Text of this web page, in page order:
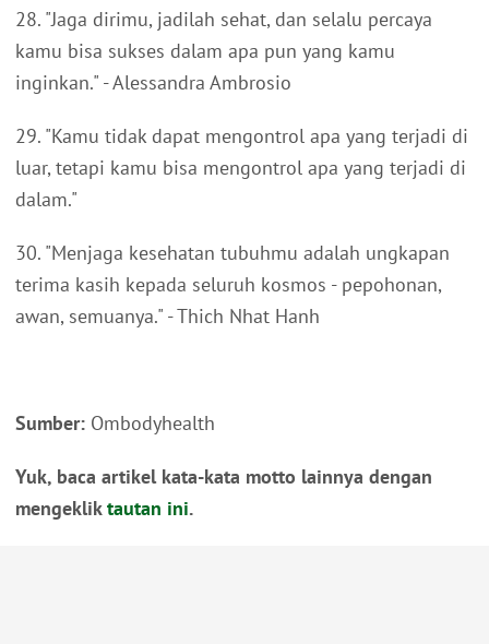
28. "Jaga dirimu, jadilah sehat, dan selalu percaya
kamu bisa sukses dalam apa pun yang kamu
inginkan." - Alessandra Ambrosio
29. "Kamu tidak dapat mengontrol apa yang terjadi di
luar, tetapi kamu bisa mengontrol apa yang terjadi di
dalam."
30. "Menjaga kesehatan tubuhmu adalah ungkapan
terima kasih kepada seluruh kosmos - pepohonan,
awan, semuanya." - Thich Nhat Hanh
Sumber: Ombodyhealth
Yuk, baca artikel kata-kata motto lainnya dengan
mengekliktautan ini.